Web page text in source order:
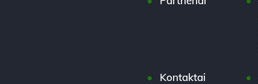
Kontaktai